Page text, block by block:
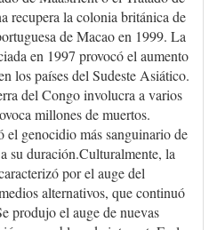
recupera la colonia británica de
de Macao en 1999. La
en 1997 provocó el aumento
los países del Sudeste Asiático.
del Congo involucra a varios
millones de muertos.
genocidio más sanguinario de
su duración.Culturalmente, la
por el auge del
alternativos, que continuó
produjo el auge de nuevas